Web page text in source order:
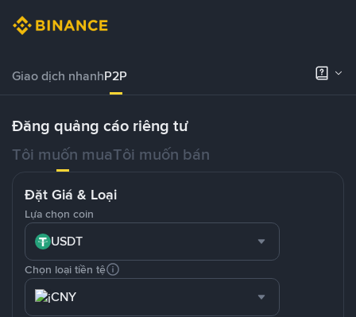
Giao dịch nhanhP2P
Đăng quảng cáo riêng tư
Tôi muốn muaTôi muốn bán
Đặt Giá & Loại
Lựa chọn coin
USDT
Chọn loại tiền tệ
CNY